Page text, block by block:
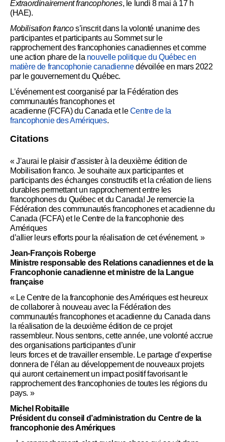
Extraordinairement francophones, le lundi 8 mai à 17 h
(HAE).
Mobilisation francos’inscrit dans la volonté unanime des
participantes et participants au Sommet sur le
rapprochement des francophonies canadiennes et comme
une action phare de la nouvelle politique du Québec en
matière de francophonie canadiennedévoilée en mars 2022
par le gouvernement du Québec.
L’événement est coorganisé par la Fédération des
communautés francophones et
acadienne (FCFA) du Canada et leCentre de la
francophonie des Amériques.
Citations
« J’aurai le plaisir d’assister à la deuxième édition de
Mobilisation franco. Je souhaite aux participantes et
participants des échanges constructifs et la création de liens
durables permettant un rapprochement entre les
francophones du Québec et du Canada! Je remercie la
Fédération des communautés francophones et acadienne du
Canada (FCFA) et le Centre de la francophonie des
Amériques
d’allier leurs efforts pour la réalisation de cet événement. »
Jean-François Roberge
Ministre responsable des Relations canadiennes et de la
Francophonie canadienne et ministre de la Langue
française
« Le Centre de la francophonie des Amériques est heureux
de collaborer à nouveau avec la Fédération des
communautés francophones et acadienne du Canada dans
la réalisation de la deuxième édition de ce projet
rassembleur. Nous sentons, cette année, une volonté accrue
des organisations participantes d’unir
leurs forces et de travailler ensemble. Le partage d’expertise
donnera de l’élan au développement de nouveaux projets
qui auront certainement un impact positif favorisant le
rapprochement des francophonies de toutes les régions du
pays. »
Michel Robitaille
Président du conseil d’administration du Centre de la
francophonie des Amériques